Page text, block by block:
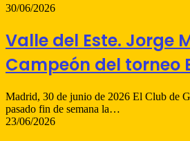
30/06/2026
Valle del Este. Jorge
Campeón del torneo
Madrid, 30 de junio de 2026 El Club de
pasado fin de semana la…
23/06/2026